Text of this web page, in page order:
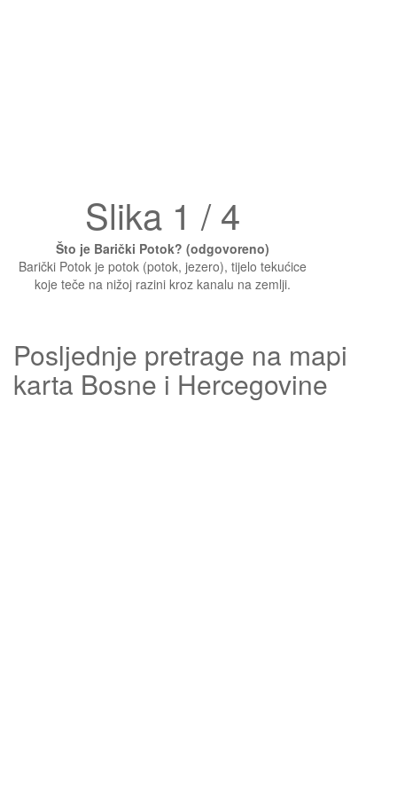
Slika 1 / 4
Što je Barički Potok? (odgovoreno)
Barički Potok je potok (potok, jezero), tijelo tekućice
koje teče na nižoj razini kroz kanalu na zemlji.
Posljednje pretrage na mapi
karta Bosne i Hercegovine